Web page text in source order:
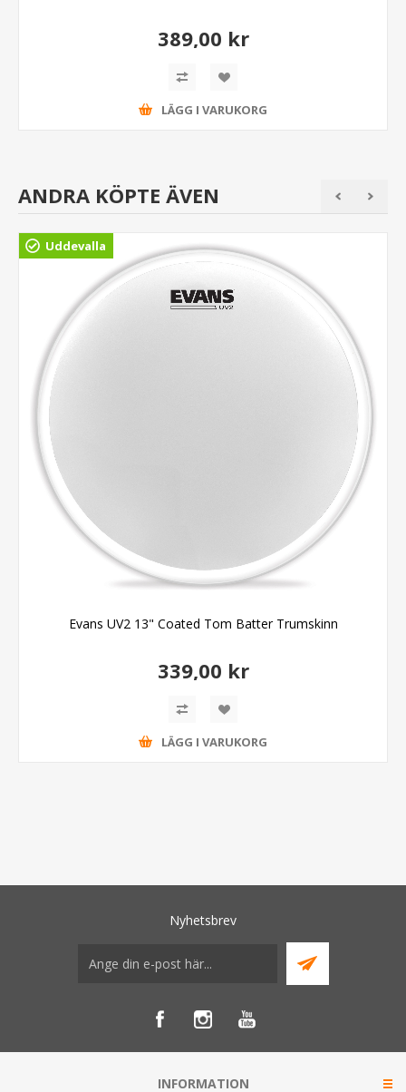
389,00 kr
LÄGG I VARUKORG
ANDRA KÖPTE ÄVEN
Uddevalla
Evans UV2 13" Coated Tom Batter Trumskinn
339,00 kr
LÄGG I VARUKORG
Nyhetsbrev
INFORMATION